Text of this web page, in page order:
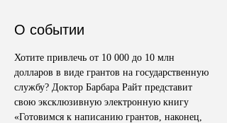
О событии
Хотите привлечь от 10 000 до 10 млн
долларов в виде грантов на государственную
службу? Доктор Барбара Райт представит
свою эксклюзивную электронную книгу
«Готовимся к написанию грантов, наконец,